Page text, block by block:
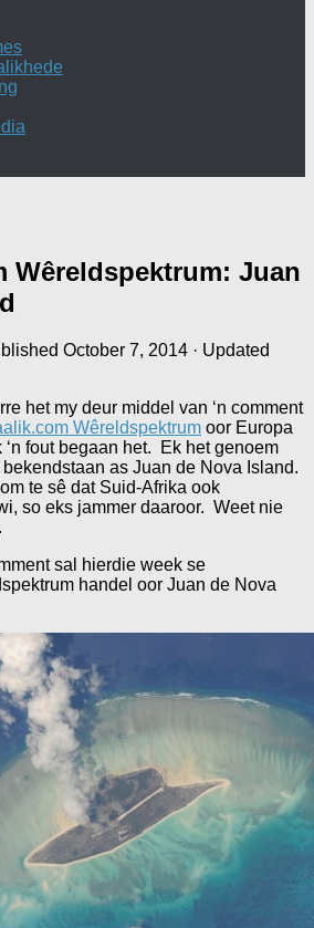
Wêreldspektrum: Juan
October 7, 2014 · Updated
het my deur middel van ‘n comment
Wêreldspektrum oor Europa
‘n fout begaan het. Ek het genoem
as Juan de Nova Island.
te sê dat Suid-Afrika ook
so eks jammer daaroor. Weet nie
sal hierdie week se
handel oor Juan de Nova